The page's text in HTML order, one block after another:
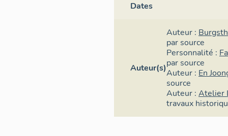
Dates
Auteur(s)
Auteur :
par source
Personnalité :
par source
Auteur : En
source
Auteur : Atelier
travaux